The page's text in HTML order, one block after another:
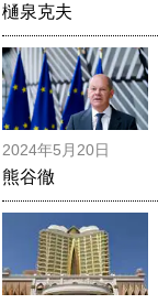
樋泉克夫
2024年5月20日
熊谷徹